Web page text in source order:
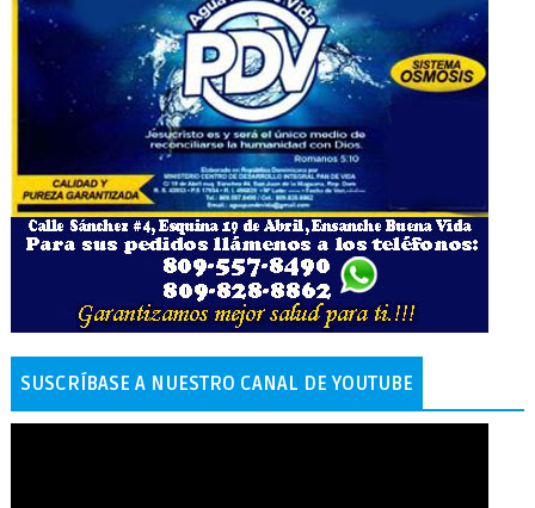
SUSCRÍBASE A NUESTRO CANAL DE YOUTUBE